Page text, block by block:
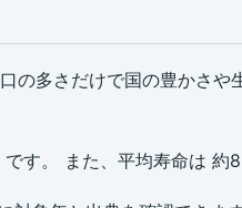
の多さだけで国の豊かさや
す。 また、平均寿命は 約